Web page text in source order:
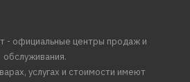
- официальные центры продаж и
обслуживания.
услугах и стоимости имеют